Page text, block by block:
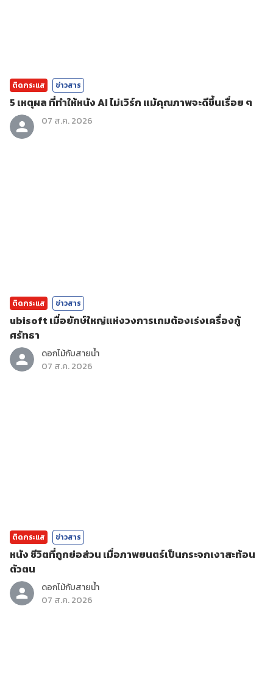
ติดกระแส ข่าวสาร
5 เหตุผล ที่ทำให้หนัง AI ไม่เวิร์ก แม้คุณภาพจะดีขึ้นเรื่อย ๆ
07 ส.ค. 2026
ติดกระแส ข่าวสาร
ubisoft เมื่อยักษ์ใหญ่แห่งวงการเกมต้องเร่งเครื่องกู้
ศรัทธา
ดอกไม้กับสายน้ำ
07 ส.ค. 2026
ติดกระแส ข่าวสาร
หนัง ชีวิตที่ถูกย่อส่วน เมื่อภาพยนตร์เป็นกระจกเงาสะท้อน
ตัวตน
ดอกไม้กับสายน้ำ
07 ส.ค. 2026